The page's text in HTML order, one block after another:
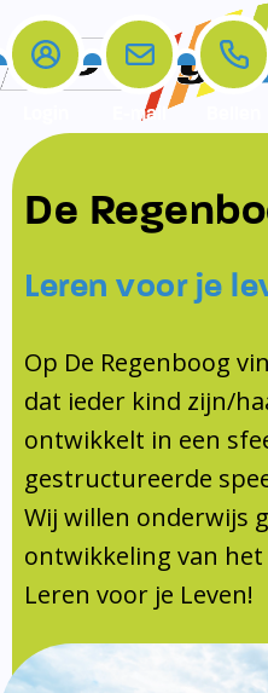
Home
De school
Opleiding en
KomKids
Schoolvakanties
Ouderraad
Documentatie
Formulieren
SIKO
Ouders
Ouders
Contact
Contact
Contact
Schoollogopedist
E-mail
De
Leren voor je
Op De Regenboog
dat ieder kind zijn/
ontwikkelt in een
gestructureerde
Wij willen onderwijs
ontwikkeling van het
Leren voor je Leven!